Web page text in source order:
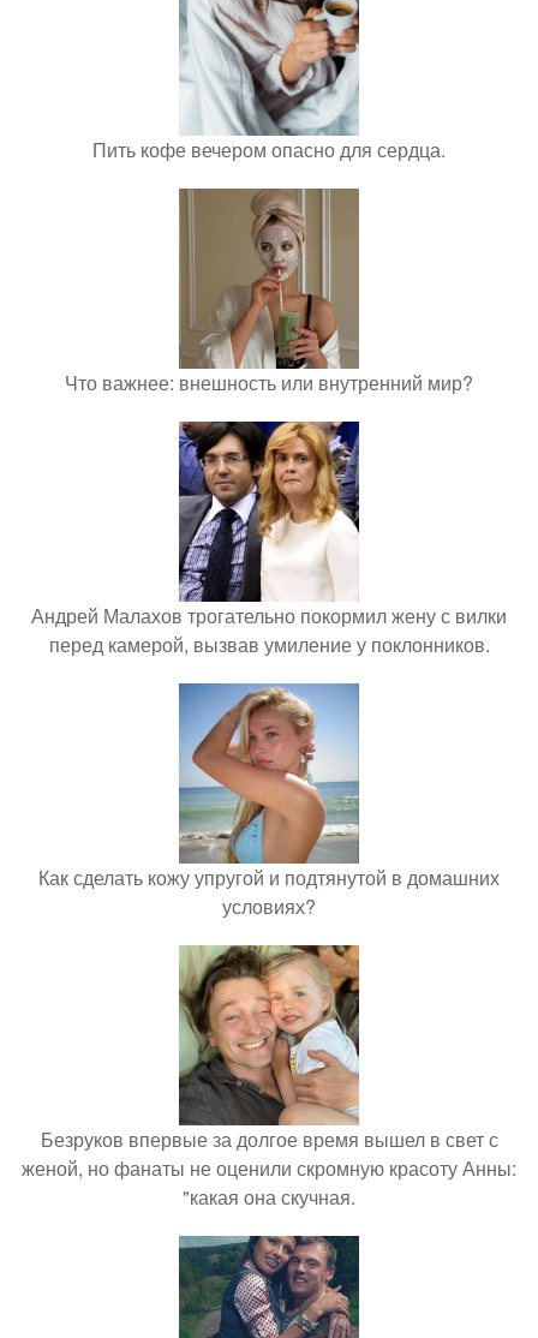
Пить кофе вечером опасно для сердца.
Что важнее: внешность или внутренний мир?
Андрей Малахов трогательно покормил жену с вилки
перед камерой, вызвав умиление у поклонников.
Как сделать кожу упругой и подтянутой в домашних
условиях?
Безруков впервые за долгое время вышел в свет с
женой, но фанаты не оценили скромную красоту Анны:
"какая она скучная.